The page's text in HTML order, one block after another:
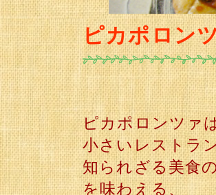
ピカポロン
ピカポロンツァ
小さいレストラ
知られざる美食
を味わえる、